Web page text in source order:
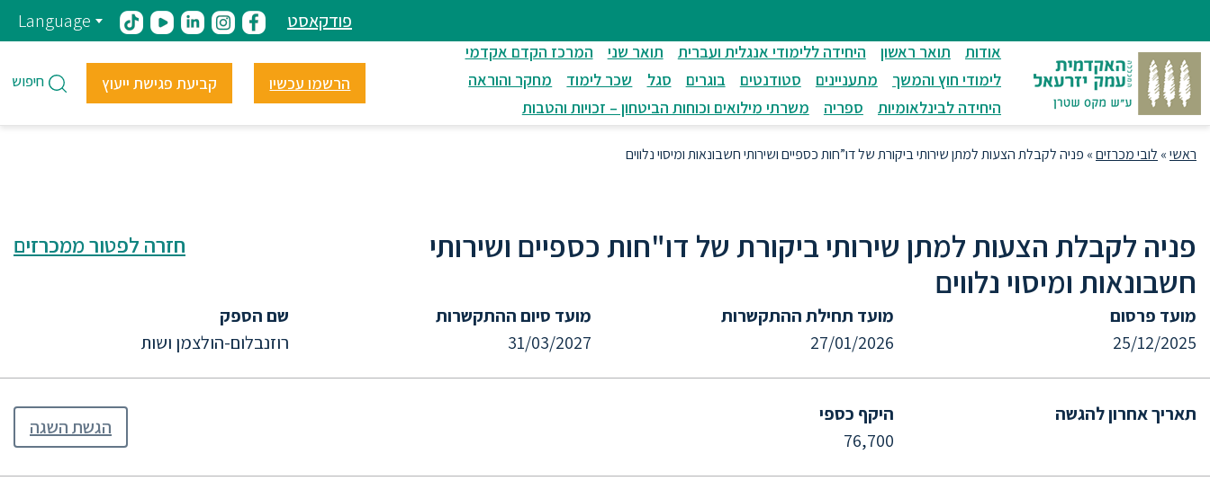
מרכזי
פודקאסט Language
אודות תואר ראשון היחידה ללימודי אנגלית ועברית תואר שני
המרכז הקדם אקדמי
לימודי חוץ והמשך
מתעניינים סטודנטים בוגרים סגל שכר לימוד
מחקר והוראה
היחידה לבינלאומיות
ספריה משרתי מילואים וכוחות הביטחון – זכויות והטבות
הרשמו עכשיו קביעת פגישת ייעוץ חיפוש
ראשי» לובי מכרזים» פניה לקבלת הצעות למתן שירותי ביקורת של דו”חות כספיים ושירותי חשבונאות ומיסוי נלווים
פניה לקבלת הצעות למתן שירותי ביקורת של דו"חות כספיים ושירותי
חשבונאות ומיסוי נלווים
חזרה לפטור ממכרזים
מועד פרסום
25/12/2025
מועד תחילת ההתקשרות
27/01/2026
מועד סיום ההתקשרות
31/03/2027
שם הספק
רוזנבלום-הולצמן ושות
תאריך אחרון להגשה
היקף כספי
76,700
הגשת השגה